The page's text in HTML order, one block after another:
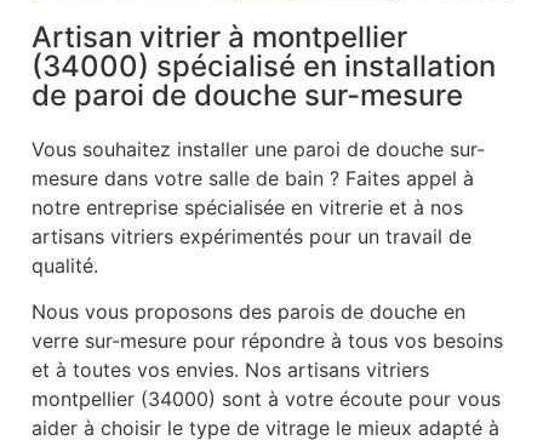
Artisan vitrier à montpellier
(34000) spécialisé en installation
de paroi de douche sur-mesure
Vous souhaitez installer une paroi de douche sur-
mesure dans votre salle de bain ? Faites appel à
notre entreprise spécialisée en vitrerie et à nos
artisans vitriers expérimentés pour un travail de
qualité.
Nous vous proposons des parois de douche en
verre sur-mesure pour répondre à tous vos besoins
et à toutes vos envies. Nos artisans vitriers
montpellier (34000) sont à votre écoute pour vous
aider à choisir le type de vitrage le mieux adapté à